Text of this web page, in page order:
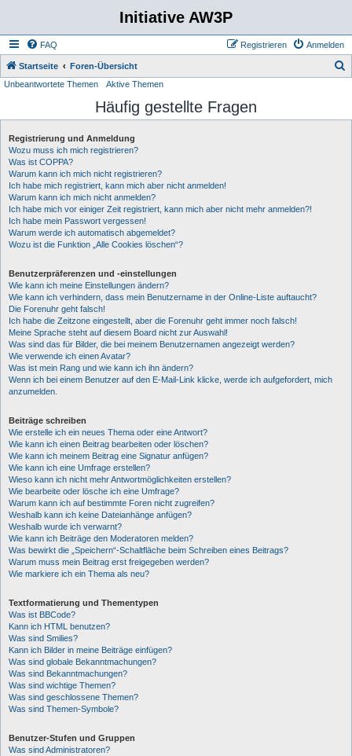
Initiative AW3P
FAQ Anmelden
Registrieren
Startseite Foren-Übersicht
h
Unbeantwortete Themen Aktive Themen
Häufig gestellte Fragen
Registrierung und Anmeldung
Wozu muss ich mich registrieren?
Was ist COPPA?
Warum kann ich mich nicht registrieren?
Ich habe mich registriert, kann mich aber nicht anmelden!
Warum kann ich mich nicht anmelden?
Ich habe mich vor einiger Zeit registriert, kann mich aber nicht mehr anmelden?!
Ich habe mein Passwort vergessen!
Warum werde ich automatisch abgemeldet?
Wozu ist die Funktion „Alle Cookies löschen“?
Benutzerpräferenzen und -einstellungen
Wie kann ich meine Einstellungen ändern?
Wie kann ich verhindern, dass mein Benutzername in der Online-Liste auftaucht?
Die Forenuhr geht falsch!
Ich habe die Zeitzone eingestellt, aber die Forenuhr geht immer noch falsch!
Meine Sprache steht auf diesem Board nicht zur Auswahl!
Was sind das für Bilder, die bei meinem Benutzernamen angezeigt werden?
Wie verwende ich einen Avatar?
Was ist mein Rang und wie kann ich ihn ändern?
Wenn ich bei einem Benutzer auf den E-Mail-Link klicke, werde ich aufgefordert, mich
anzumelden.
Beiträge schreiben
Wie erstelle ich ein neues Thema oder eine Antwort?
Wie kann ich einen Beitrag bearbeiten oder löschen?
Wie kann ich meinem Beitrag eine Signatur anfügen?
Wie kann ich eine Umfrage erstellen?
Wieso kann ich nicht mehr Antwortmöglichkeiten erstellen?
Wie bearbeite oder lösche ich eine Umfrage?
Warum kann ich auf bestimmte Foren nicht zugreifen?
Weshalb kann ich keine Dateianhänge anfügen?
Weshalb wurde ich verwarnt?
Wie kann ich Beiträge den Moderatoren melden?
Was bewirkt die „Speichern“-Schaltfläche beim Schreiben eines Beitrags?
Warum muss mein Beitrag erst freigegeben werden?
Wie markiere ich ein Thema als neu?
Textformatierung und Thementypen
Was ist BBCode?
Kann ich HTML benutzen?
Was sind Smilies?
Kann ich Bilder in meine Beiträge einfügen?
Was sind globale Bekanntmachungen?
Was sind Bekanntmachungen?
Was sind wichtige Themen?
Was sind geschlossene Themen?
Was sind Themen-Symbole?
Benutzer-Stufen und Gruppen
Was sind Administratoren?